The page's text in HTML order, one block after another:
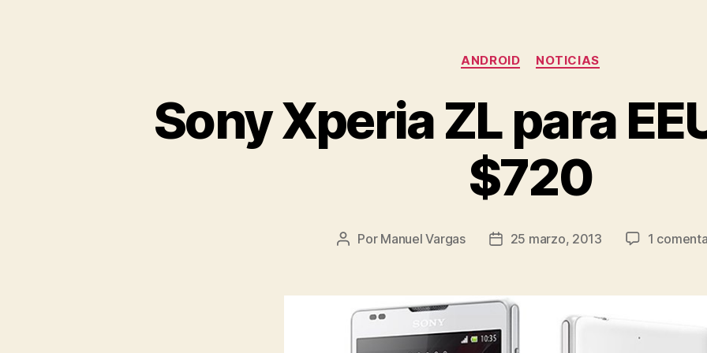
Categorías
ANDROID NOTICIAS
Sony Xperia ZL para
$720
Autor
entrada
Por Manuel Vargas
Fecha
entrada
25 marzo, 2013 1